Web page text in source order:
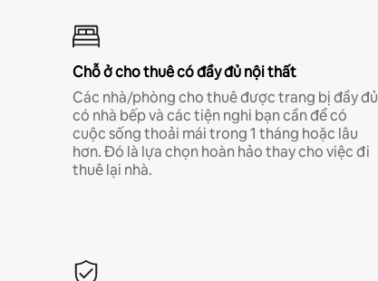
Chỗ ở cho thuê có đầy đủ nội thất
Các nhà/phòng cho thuê được trang bị đầy đủ
có nhà bếp và các tiện nghi bạn cần để có
cuộc sống thoải mái trong 1 tháng hoặc lâu
hơn. Đó là lựa chọn hoàn hảo thay cho việc đi
thuê lại nhà.